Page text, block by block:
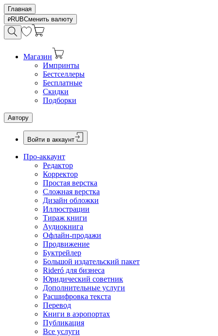
Главная
RUBСменить валюту
Магазин
Импринты
Бестселлеры
Бесплатные
Скидки
Подборки
Автору
Войти в аккаунт
Про-аккаунт
Редактор
Корректор
Простая верстка
Сложная верстка
Дизайн обложки
Иллюстрации
Тираж книги
Аудиокнига
Офлайн-продажи
Продвижение
Буктрейлер
Большой издательский пакет
Rideró для бизнеса
Юридический советник
Дополнительные услуги
Расшифровка текста
Перевод
Книги в аэропортах
Публикация
Все услуги